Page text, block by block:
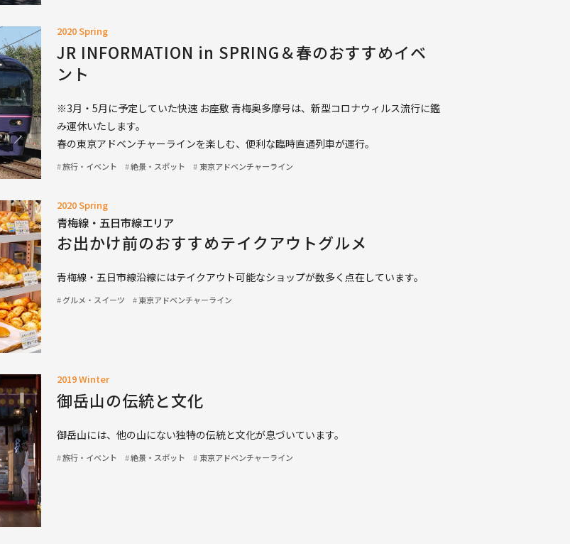
2020 Spring
JR INFORMATION in SPRING＆春のおすすめイベ
ント
※3月・5月に予定していた快速 お座敷 青梅奥多摩号は、新型コロナウィルス流行に鑑
み運休いたします。
春の東京アドベンチャーラインを楽しむ、便利な臨時直通列車が運行。
旅行・イベント 絶景・スポット 東京アドベンチャーライン
2020 Spring
青梅線・五日市線エリア
お出かけ前のおすすめテイクアウトグルメ
青梅線・五日市線沿線にはテイクアウト可能なショップが数多く点在しています。
グルメ・スイーツ 東京アドベンチャーライン
2019 Winter
御岳山の伝統と文化
御岳山には、他の山にない独特の伝統と文化が息づいています。
旅行・イベント 絶景・スポット 東京アドベンチャーライン